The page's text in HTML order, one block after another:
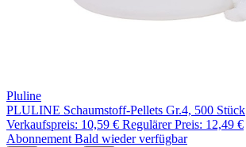
Pluline
PLULINE Schaumstoff-Pellets Gr.4, 500 Stück
Verkaufspreis: 10,59 € Regulärer Preis: 12,49 €
Abonnement Bald wieder verfügbar